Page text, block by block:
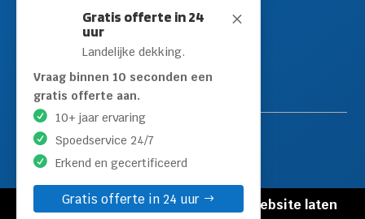
M
Gratis offerte in 24
uur
Landelijke dekking.
Vraag binnen 10 seconden een
gratis offerte aan.
10+ jaar ervaring
Spoedservice 24/7
Erkend en gecertificeerd
Gratis offerte in 24 uur
Loodgieter Rijswijk
Loodgieter Schiedam
Loodgieter Leidschendam
Loodgieter Hilversum
© Copyright Loodgieters Kwartier |
Website laten